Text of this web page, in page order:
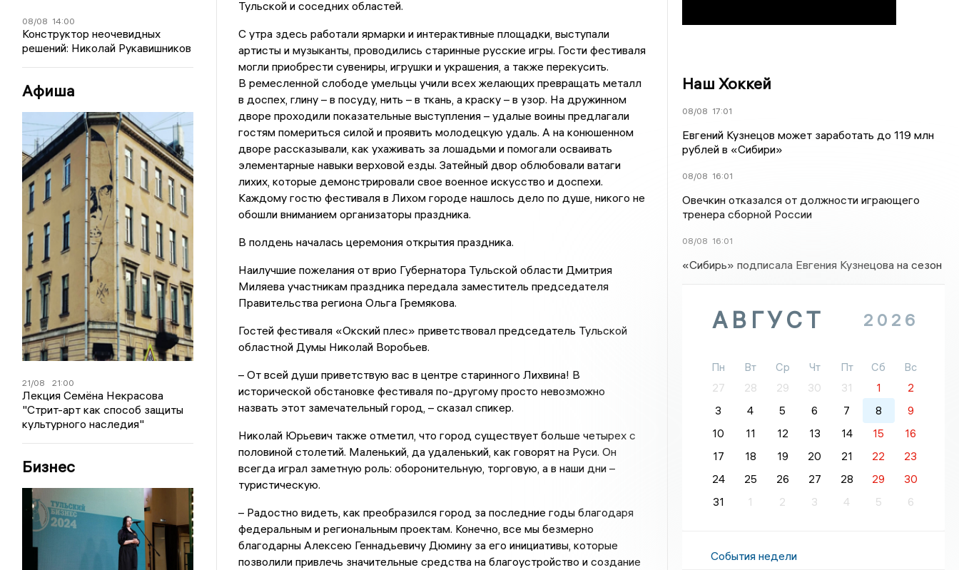
08/08 14:00
Конструктор неочевидных
решений: Николай Рукавишников
Афиша
21/08 21:00
Лекция Семёна Некрасова
"Стрит-арт как способ защиты
культурного наследия"
Бизнес
Тульской и соседних областей.
С утра здесь работали ярмарки и интерактивные площадки, выступали
артисты и музыканты, проводились старинные русские игры. Гости фестиваля
могли приобрести сувениры, игрушки и украшения, а также перекусить.
В ремесленной слободе умельцы учили всех желающих превращать металл
в доспех, глину – в посуду, нить – в ткань, а краску – в узор. На дружинном
дворе проходили показательные выступления – удалые воины предлагали
гостям помериться силой и проявить молодецкую удаль. А на конюшенном
дворе рассказывали, как ухаживать за лошадьми и помогали осваивать
элементарные навыки верховой езды. Затейный двор облюбовали ватаги
лихих, которые демонстрировали свое военное искусство и доспехи.
Каждому гостю фестиваля в Лихом городе нашлось дело по душе, никого не
обошли вниманием организаторы праздника.
В полдень началась церемония открытия праздника.
Наилучшие пожелания от врио Губернатора Тульской области Дмитрия
Миляева участникам праздника передала заместитель председателя
Правительства региона Ольга Гремякова.
Гостей фестиваля «Окский плес» приветствовал председатель Тульской
областной Думы Николай Воробьев.
– От всей души приветствую вас в центре старинного Лихвина! В
исторической обстановке фестиваля по-другому просто невозможно
назвать этот замечательный город, – сказал спикер.
Николай Юрьевич также отметил, что город существует больше четырех с
половиной столетий. Маленький, да удаленький, как говорят на Руси. Он
всегда играл заметную роль: оборонительную, торговую, а в наши дни –
туристическую.
– Радостно видеть, как преобразился город за последние годы благодаря
федеральным и региональным проектам. Конечно, все мы безмерно
благодарны Алексею Геннадьевичу Дюмину за его инициативы, которые
позволили привлечь значительные средства на благоустройство и создание
Наш Хоккей
08/08 17:01
Евгений Кузнецов может заработать до 119 млн
рублей в «Сибири»
08/08 16:01
Овечкин отказался от должности играющего
тренера сборной России
08/08 16:01
«Сибирь» подписала Евгения Кузнецова на сезон
АВГУСТ 2026
Пн Вт Ср Чт Пт Сб
Вс
27
28 29 30 31 1
2
3
4 5 6 7 8
9
10
11 12 13 14 15
16
17
18 19 20 21 22
23
24
25 26 27 28 29
30
31
1 2 3 4 5 6
События недели